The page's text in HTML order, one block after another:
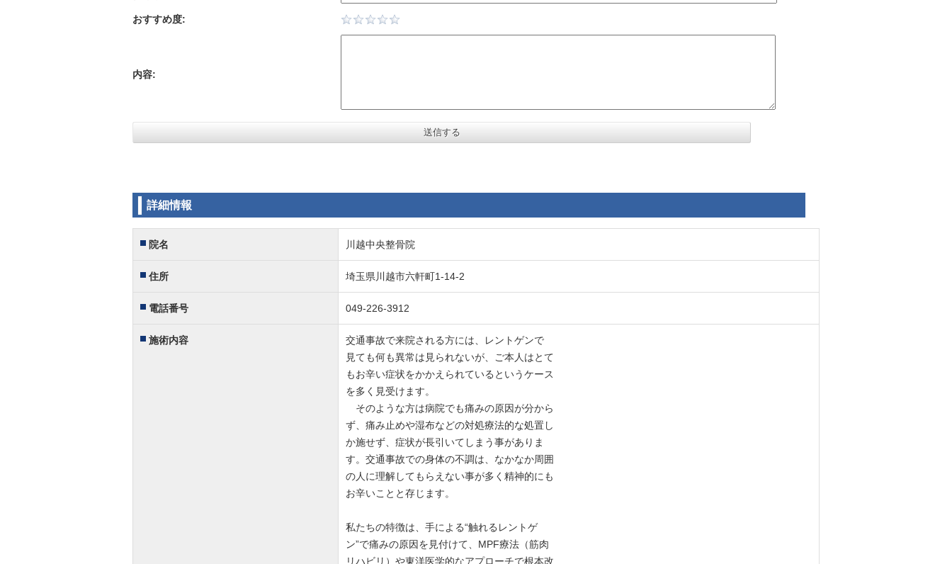
おすすめ度:
内容:
詳細情報
院名 川越中央整骨院
住所 埼玉県川越市六軒町1-14-2
電話番号 049-226-3912
施術内容
交通事故で来院される方には、レントゲンで
見ても何も異常は見られないが、ご本人はとて
もお辛い症状をかかえられているというケース
を多く見受けます。
そのような方は病院でも痛みの原因が分から
ず、痛み止めや湿布などの対処療法的な処置し
か施せず、症状が長引いてしまう事がありま
す。交通事故での身体の不調は、なかなか周囲
の人に理解してもらえない事が多く精神的にも
お辛いことと存じます。
私たちの特徴は、手による“触れるレントゲ
ン”で痛みの原因を見付けて、MPF療法（筋肉
リハビリ）や東洋医学的なアプローチで根本改